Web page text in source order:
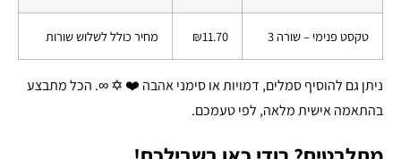
טקסט פנימי – שורה 3 ₪11.70 מחיר כולל לשלוש שורות
ניתן גם להוסיף סמלים, דמויות או סימני אהבה ❤️ ✡️ ∞. הכל מתבצע
בהתאמה אישית מלאה, לפי טעמכם.